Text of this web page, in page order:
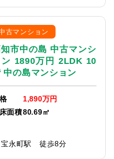
古マンション
市中の島 中古マンシ
ン 1890万円 2LDK 10
中の島マンション
1,890万円
面積80.69㎡
永町駅 徒歩8分